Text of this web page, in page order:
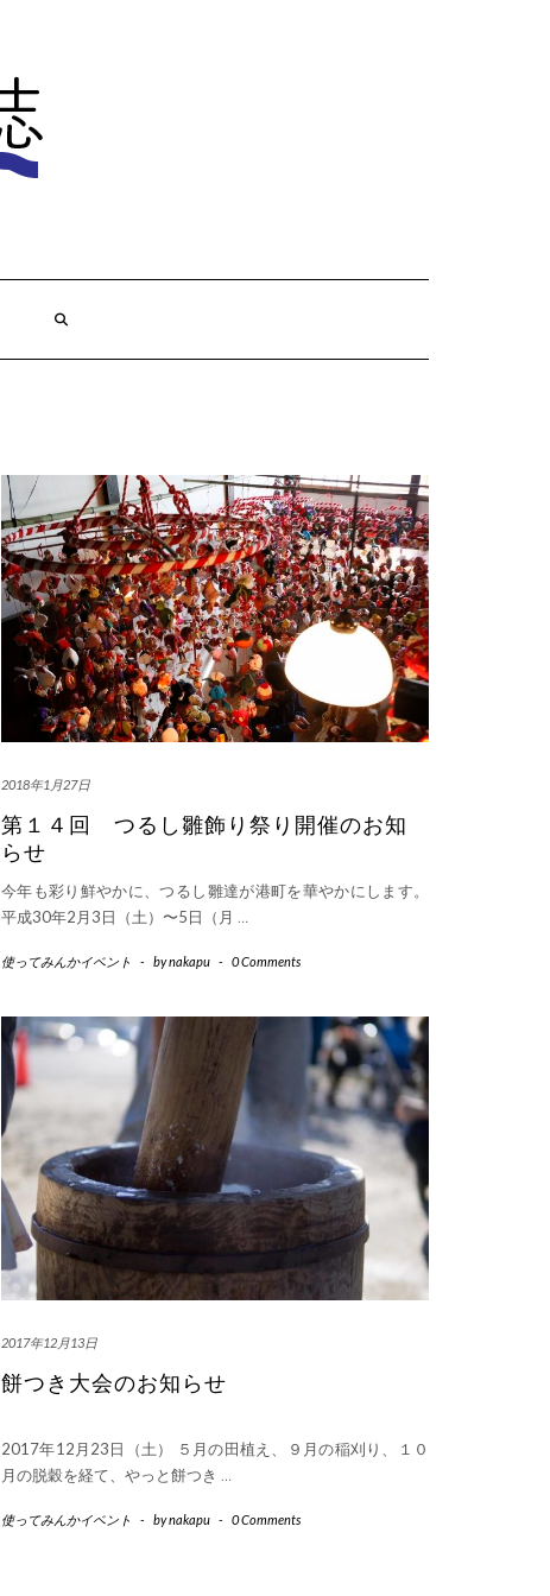
2018年1月27日
第１４回 つるし雛飾り祭り開催のお知
らせ
今年も彩り鮮やかに、つるし雛達が港町を華やかにします。
平成30年2月3日（土）〜5日（月 …
使ってみんかイベント - bynakapu - 0 Comments
2017年12月13日
餅つき大会のお知らせ
2017年12月23日（土） ５月の田植え、９月の稲刈り、１０
月の脱穀を経て、やっと餅つき …
使ってみんかイベント - bynakapu - 0 Comments